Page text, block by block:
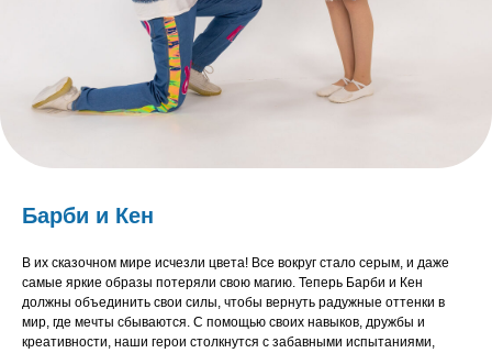
Барби и Кен
В их сказочном мире исчезли цвета! Все вокруг стало серым, и даже
самые яркие образы потеряли свою магию. Теперь Барби и Кен
должны объединить свои силы, чтобы вернуть радужные оттенки в
мир, где мечты сбываются. С помощью своих навыков, дружбы и
креативности, наши герои столкнутся с забавными испытаниями,